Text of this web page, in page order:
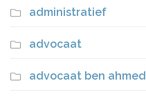
administratief
advocaat
advocaat ben ahmed